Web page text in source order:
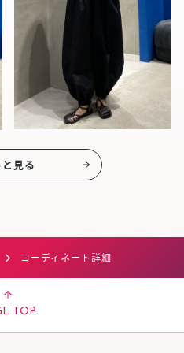
見る
コーディネート詳細
TOP